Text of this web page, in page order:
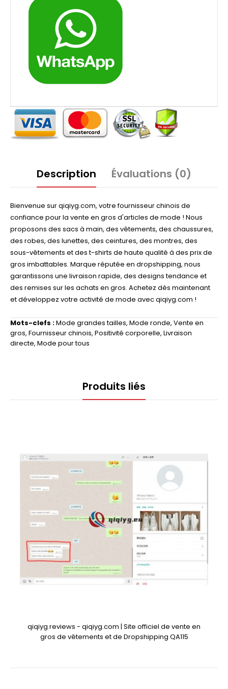
Description Évaluations (0)
Bienvenue sur qiqiyg.com, votre fournisseur chinois de
confiance pour la vente en gros d'articles de mode ! Nous
proposons des sacs à main, des vêtements, des chaussures,
des robes, des lunettes, des ceintures, des montres, des
sous-vêtements et des t-shirts de haute qualité à des prix de
gros imbattables. Marque réputée en dropshipping, nous
garantissons une livraison rapide, des designs tendance et
des remises sur les achats en gros. Achetez dès maintenant
et développez votre activité de mode avec qiqiyg.com !
Mots-clefs :Mode grandes tailles, Mode ronde, Vente en
gros, Fournisseur chinois, Positivité corporelle, Livraison
directe, Mode pour tous
Produits liés
qiqiyg reviews - qiqiyg.com | Site officiel de vente en
gros de vêtements et de Dropshipping QA115